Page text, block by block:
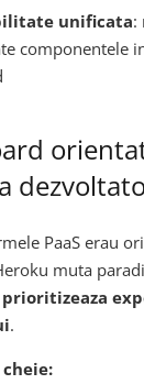
unificata:
componentele
PaaS erau
muta
prioritizeaza
.